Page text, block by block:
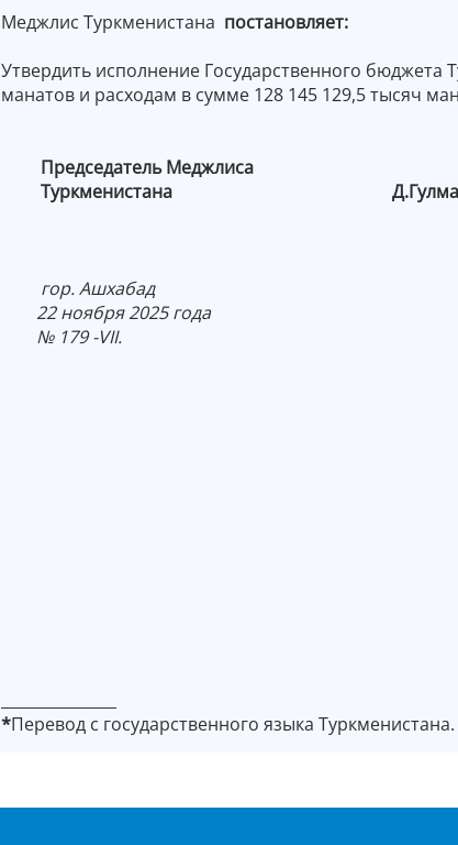
Меджлис Туркменистана постановляет:
Утвердить исполнение Государственного бюджета
манатов и расходам в сумме 128 145 129,5 тысяч
Председатель Меджлиса
Туркменистана
гор. Ашхабад
22 ноября 2025 года
№ 179 -VII.
*Перевод с государственного языка Туркменистана.